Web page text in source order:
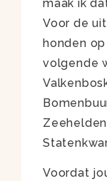
maak ik
Voor de
honden
volgende
Voordat